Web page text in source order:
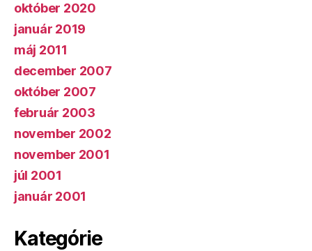
október 2020
január 2019
máj 2011
december 2007
október 2007
február 2003
november 2002
november 2001
júl 2001
január 2001
Kategórie